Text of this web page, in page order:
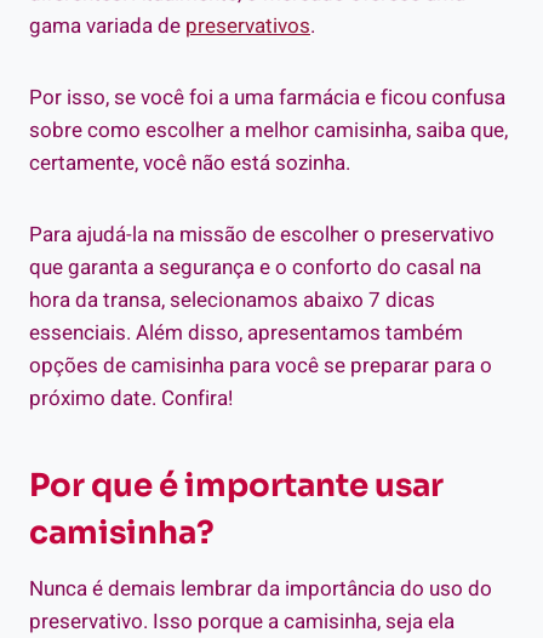
gama variada de preservativos.
Por isso, se você foi a uma farmácia e ficou confusa
sobre como escolher a melhor camisinha, saiba que,
certamente, você não está sozinha.
Para ajudá-la na missão de escolher o preservativo
que garanta a segurança e o conforto do casal na
hora da transa, selecionamos abaixo 7 dicas
essenciais. Além disso, apresentamos também
opções de camisinha para você se preparar para o
próximo date. Confira!
Por que é importante usar
camisinha?
Nunca é demais lembrar da importância do uso do
preservativo. Isso porque a camisinha, seja ela